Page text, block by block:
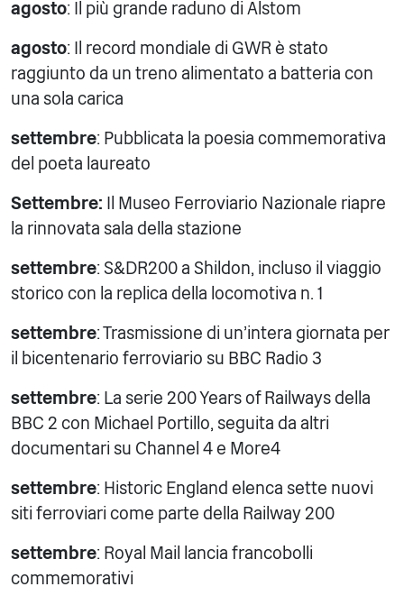
agosto: Il più grande raduno di Alstom
agosto: Il record mondiale di GWR è stato
raggiunto da un treno alimentato a batteria con
una sola carica
settembre: Pubblicata la poesia commemorativa
del poeta laureato
Settembre: Il Museo Ferroviario Nazionale riapre
la rinnovata sala della stazione
settembre: S&DR200 a Shildon, incluso il viaggio
storico con la replica della locomotiva n. 1
settembre: Trasmissione di un'intera giornata per
il bicentenario ferroviario su BBC Radio 3
settembre: La serie 200 Years of Railways della
BBC 2 con Michael Portillo, seguita da altri
documentari su Channel 4 e More4
settembre: Historic England elenca sette nuovi
siti ferroviari come parte della Railway 200
settembre: Royal Mail lancia francobolli
commemorativi